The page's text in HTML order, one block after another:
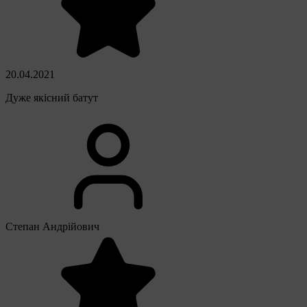
20.04.2021
Дуже якісний батут
Степан Андрійович